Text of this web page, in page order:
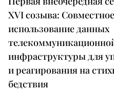
XVI созыва: Совместное
использование данных
инфраструктуры для
и реагирования на
бедствия